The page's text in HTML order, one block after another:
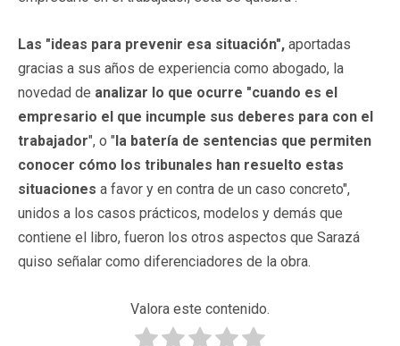
Las "ideas para prevenir esa situación", aportadas
gracias a sus años de experiencia como abogado, la
novedad de analizar lo que ocurre "cuando es el
empresario el que incumple sus deberes para con el
trabajador", o "la batería de sentencias que permiten
conocer cómo los tribunales han resuelto estas
situaciones a favor y en contra de un caso concreto",
unidos a los casos prácticos, modelos y demás que
contiene el libro, fueron los otros aspectos que Sarazá
quiso señalar como diferenciadores de la obra.
Valora este contenido.